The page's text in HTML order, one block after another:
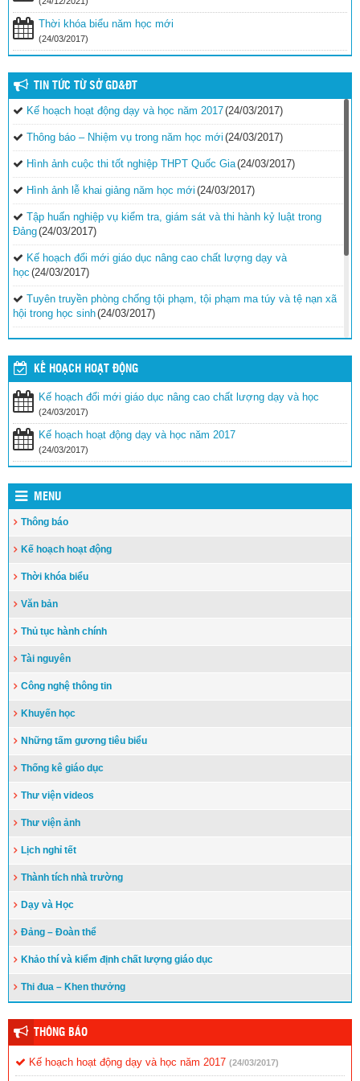
Thời khóa biểu năm học mới
(24/03/2017)
TIN TỨC TỪ SỞ GD&ĐT
Kế hoạch hoạt động dạy và học năm 2017(24/03/2017)
Thông báo – Nhiệm vụ trong năm học mới (24/03/2017)
Hình ảnh cuộc thi tốt nghiệp THPT Quốc Gia(24/03/2017)
Hình ảnh lễ khai giảng năm học mới (24/03/2017)
Tập huấn nghiệp vụ kiểm tra, giám sát và thi hành kỷ luật trong
Đảng(24/03/2017)
Kế hoạch đổi mới giáo dục nâng cao chất lượng dạy và
học (24/03/2017)
Tuyên truyền phòng chống tội phạm, tội phạm ma túy và tệ nạn xã
hội trong học sinh(24/03/2017)
Vinh danh 42 giáo viên tiêu biểu công tác tại vùng biển đảo khó
khăn(24/03/2017)
Tăng cường các biện pháp ngăn chặn bạo lực học
đường(24/03/2017)
Bộ GDĐT luôn cầu thị, lắng nghe, tiếp thu ý kiến từ các cơ quan
báo chí(24/03/2017)
KẾ HOẠCH HOẠT ĐỘNG
Kế hoạch đổi mới giáo dục nâng cao chất lượng dạy và học
(24/03/2017)
Kế hoạch hoạt động dạy và học năm 2017
(24/03/2017)
MENU
Thông báo
Kế hoạch hoạt động
Thời khóa biểu
Văn bản
Thủ tục hành chính
Tài nguyên
Công nghệ thông tin
Khuyến học
Những tấm gương tiêu biểu
Thống kê giáo dục
Thư viện videos
Thư viện ảnh
Lịch nghỉ tết
Thành tích nhà trường
Dạy và Học
Đảng – Đoàn thể
Khảo thí và kiểm định chất lượng giáo dục
Thi đua – Khen thưởng
THÔNG BÁO
Kế hoạch hoạt động dạy và học năm 2017 (24/03/2017)